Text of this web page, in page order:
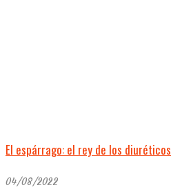
El espárrago: el rey de los diuréticos
04/08/2022